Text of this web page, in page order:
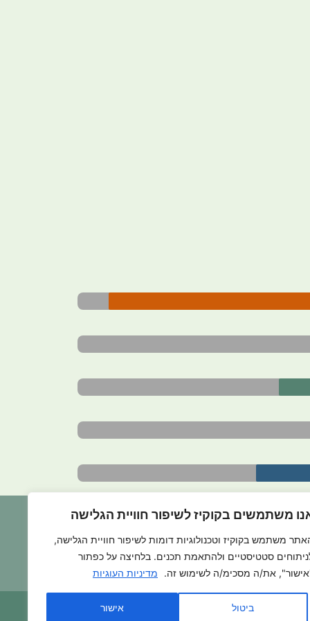
משתמשים בקוקיז לשיפור חוויית הגלישה
משתמש בקוקיז וטכנולוגיות דומות לשיפור חוויית הגלישה,
סטטיסטיים ולהתאמת תכנים. בלחיצה על כפתור
את/ה מסכימ/ה לשימוש זה.
מדיניות העוגיות
ביטול אישור
כה
בואו להתנדב איתנו >>>